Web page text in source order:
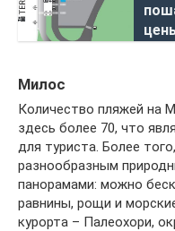
Милос
Количество пляжей на
здесь более 70, что
для туриста. Более
разнообразным
панорамами: можно
равнины, рощи и
курорта – Палеохори,